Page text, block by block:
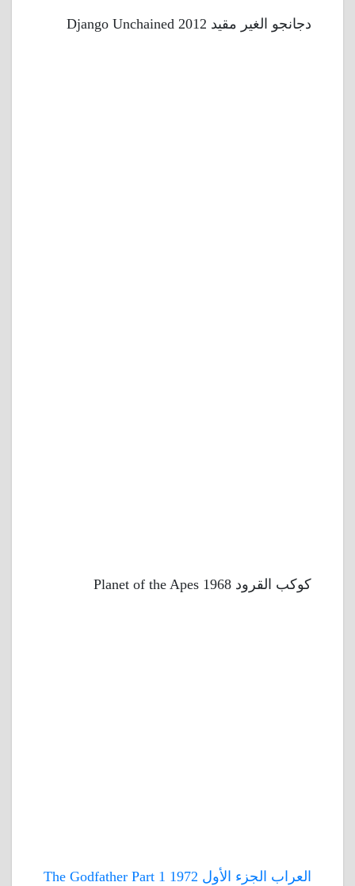
دجانجو الغير مقيد 2012 Django Unchained
كوكب القرود 1968 Planet of the Apes
العراب الجزء الأول 1972 The Godfather Part 1